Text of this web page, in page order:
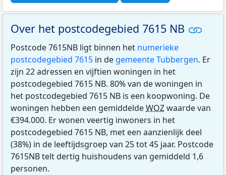
Over het postcodegebied 7615 NB
Postcode 7615NB ligt binnen het numerieke
postcodegebied 7615 in de gemeente Tubbergen. Er
zijn 22 adressen en vijftien woningen in het
postcodegebied 7615 NB. 80% van de woningen in
het postcodegebied 7615 NB is een koopwoning. De
woningen hebben een gemiddeldeWOZwaarde van
€394.000. Er wonen veertig inwoners in het
postcodegebied 7615 NB, met een aanzienlijk deel
(38%) in de leeftijdsgroep van 25 tot 45 jaar. Postcode
7615NB telt dertig huishoudens van gemiddeld 1,6
personen.